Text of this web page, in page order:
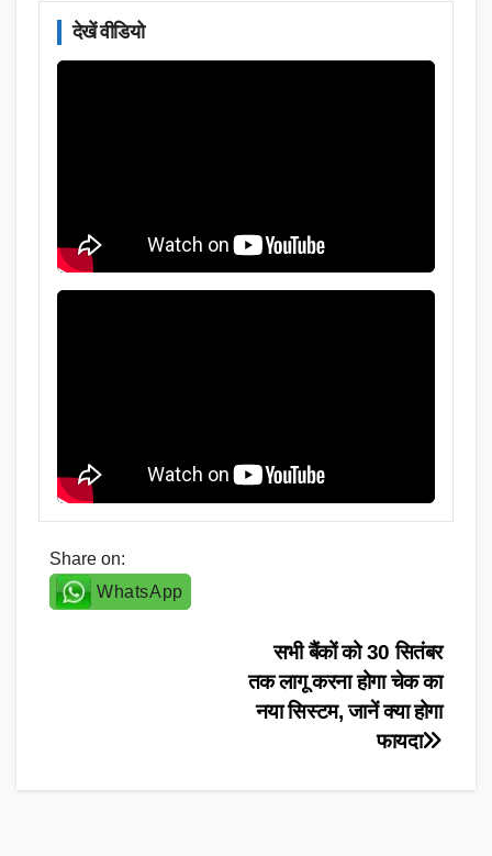
देखें वीडियो
Share on:
WhatsApp
सभी बैंकों को 30 सितंबर
तक लागू करना होगा चेक का
नया सिस्टम, जानें क्या होगा
फायदा